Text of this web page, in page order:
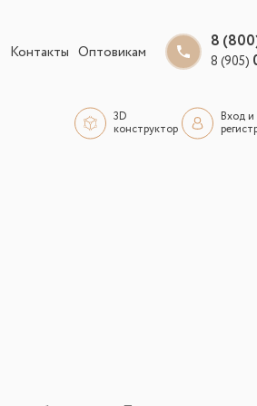
Контакты Оптовикам
8
8 (905)
3D
конструктор
Вход и